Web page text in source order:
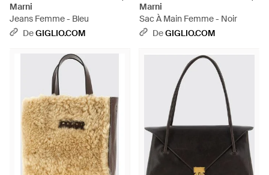
Marni
Jeans Femme - Bleu
DeGIGLIO.COM
Marni
Sac À Main Femme - Noir
DeGIGLIO.COM